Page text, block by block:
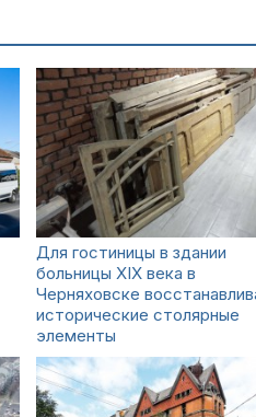
Для гостиницы в здании
больницы XIX века в
Черняховске
исторические столярные
элементы